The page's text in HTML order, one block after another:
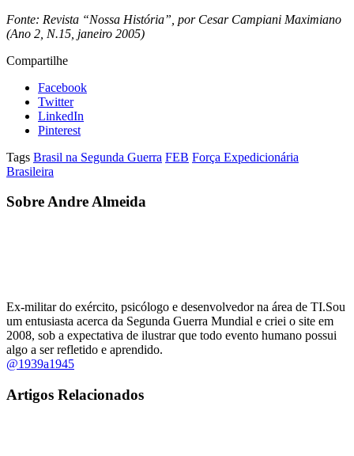
Fonte: Revista “Nossa História”, por Cesar Campiani Maximiano
(Ano 2, N.15, janeiro 2005)
Compartilhe
Facebook
Twitter
LinkedIn
Pinterest
Tags Brasil na Segunda Guerra FEB Força Expedicionária
Brasileira
Sobre Andre Almeida
Ex-militar do exército, psicólogo e desenvolvedor na área de TI.Sou
um entusiasta acerca da Segunda Guerra Mundial e criei o site em
2008, sob a expectativa de ilustrar que todo evento humano possui
algo a ser refletido e aprendido.
@1939a1945
Artigos Relacionados